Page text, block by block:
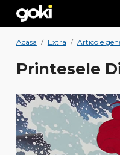
Acasa / Extra / Articole
Printesele